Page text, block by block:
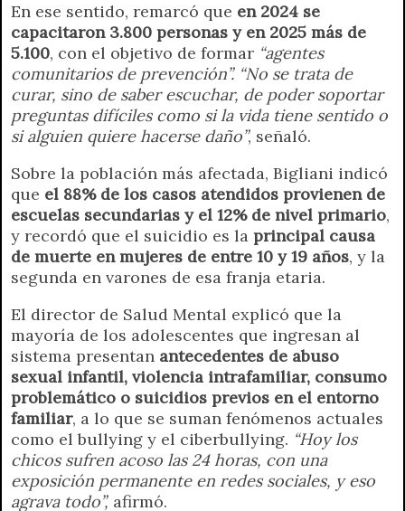
En ese sentido, remarcó que en 2024 se
capacitaron 3.800 personas y en 2025 más de
5.100, con el objetivo de formar “agentes
comunitarios de prevención”. “No se trata de
curar, sino de saber escuchar, de poder soportar
preguntas difíciles como si la vida tiene sentido o
si alguien quiere hacerse daño”, señaló.
Sobre la población más afectada, Bigliani indicó
que el 88% de los casos atendidos provienen de
escuelas secundarias y el 12% de nivel primario,
y recordó que el suicidio es la principal causa
de muerte en mujeres de entre 10 y 19 años, y la
segunda en varones de esa franja etaria.
El director de Salud Mental explicó que la
mayoría de los adolescentes que ingresan al
sistema presentan antecedentes de abuso
sexual infantil, violencia intrafamiliar, consumo
problemático o suicidios previos en el entorno
familiar, a lo que se suman fenómenos actuales
como el bullying y el ciberbullying. “Hoy los
chicos sufren acoso las 24 horas, con una
exposición permanente en redes sociales, y eso
agrava todo”, afirmó.